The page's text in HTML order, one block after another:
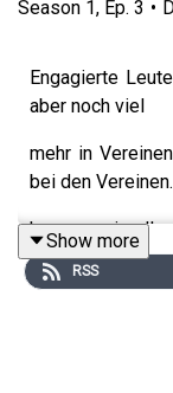
Season 1, Ep. 3 •
Engagierte
aber noch viel
mehr in
bei den
kennen wir alle
listet für Berlin
Show more
RSS